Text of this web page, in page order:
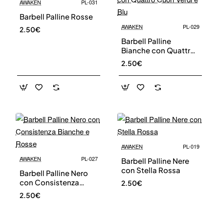
Iscriviti alla nostra newsletter e ottieni uno
sconto del 10%
AWAKEN PL-031
Barbell Palline Rosse
2.50€ AWAKEN PL-029
Barbell Palline
Bianche con Quattro
Cuori Verdi e Blu
2.50€
AWAKEN PL-027
Barbell Palline Nero
con Consistenza
Bianche e Rosse
2.50€
AWAKEN PL-019
Barbell Palline Nere
con Stella Rossa
2.50€